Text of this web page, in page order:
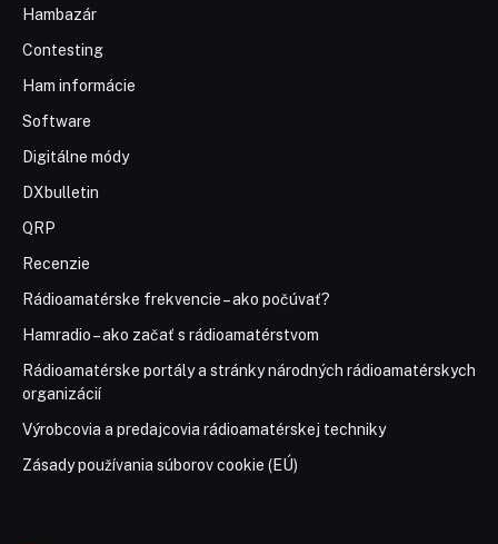
Hambazár
Contesting
Ham informácie
Software
Digitálne módy
DXbulletin
QRP
Recenzie
Rádioamatérske frekvencie – ako počúvať?
Hamradio – ako začať s rádioamatérstvom
Rádioamatérske portály a stránky národných rádioamatérskych
organizácií
Výrobcovia a predajcovia rádioamatérskej techniky
Zásady používania súborov cookie (EÚ)